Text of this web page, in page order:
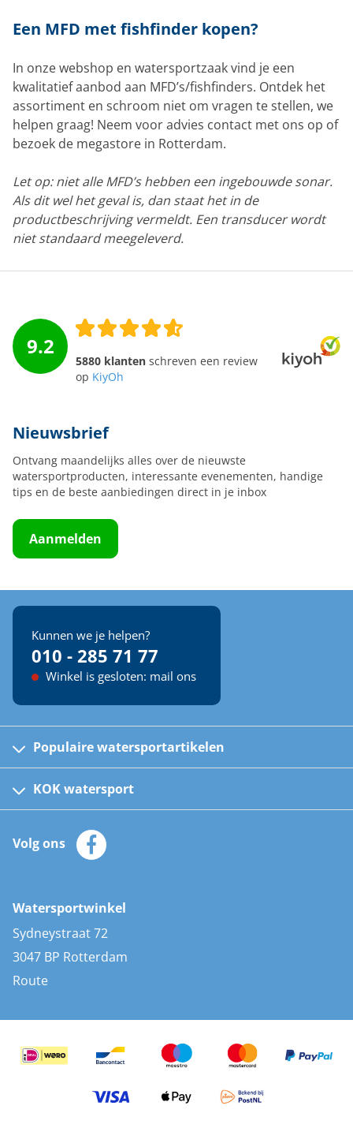
Een MFD met fishfinder kopen?
In onze webshop en watersportzaak vind je een
kwalitatief aanbod aan MFD’s/fishfinders. Ontdek het
assortiment en schroom niet om vragen te stellen, we
helpen graag! Neem voor advies contact met ons op of
bezoek de megastore in Rotterdam.
Let op: niet alle MFD’s hebben een ingebouwde sonar.
Als dit wel het geval is, dan staat het in de
productbeschrijving vermeldt. Een transducer wordt
niet standaard meegeleverd.
9.2
5880 klanten schreven een review
op KiyOh
Nieuwsbrief
Ontvang maandelijks alles over de nieuwste
watersportproducten, interessante evenementen, handige
tips en de beste aanbiedingen direct in je inbox
Aanmelden
Kunnen we je helpen?
010 - 285 71 77
Winkel is gesloten: mail ons
Populaire watersportartikelen
Kinder reddingsvesten
Automatische reddingsvesten
Zeilkleding
Zonnepanelen
AIS transponders
Stootwillen en fenders
Bootkussens
Zwemtrappen
KOK watersport
Klantenservice
Merken
Volg ons
Watersportwinkel
Sydneystraat 72
3047 BP Rotterdam
Route